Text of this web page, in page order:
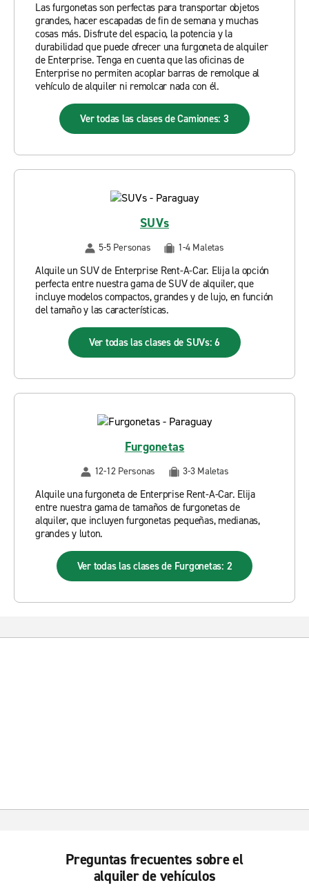
Las furgonetas son perfectas para transportar objetos
grandes, hacer escapadas de fin de semana y muchas
cosas más. Disfrute del espacio, la potencia y la
durabilidad que puede ofrecer una furgoneta de alquiler
de Enterprise. Tenga en cuenta que las oficinas de
Enterprise no permiten acoplar barras de remolque al
vehículo de alquiler ni remolcar nada con él.
Ver todas las clases de Camiones: 3
SUVs
5-5 Personas 1-4 Maletas
Alquile un SUV de Enterprise Rent-A-Car. Elija la opción
perfecta entre nuestra gama de SUV de alquiler, que
incluye modelos compactos, grandes y de lujo, en función
del tamaño y las características.
Ver todas las clases de SUVs: 6
Furgonetas
12-12 Personas 3-3 Maletas
Alquile una furgoneta de Enterprise Rent-A-Car. Elija
entre nuestra gama de tamaños de furgonetas de
alquiler, que incluyen furgonetas pequeñas, medianas,
grandes y luton.
Ver todas las clases de Furgonetas: 2
Preguntas frecuentes sobre el
alquiler de vehículos